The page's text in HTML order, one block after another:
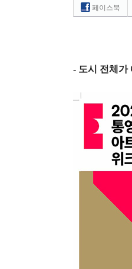
페이스북
- 도시 전체가